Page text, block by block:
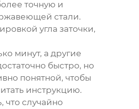
точную и
стали.
угла заточки,
минут, а другие
быстро, но
понятной, чтобы
инструкцию.
случайно